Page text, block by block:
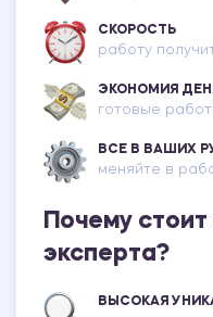
СКОРОСТЬ
работу
ЭКОНОМИЯ
готовые
ВСЕ В ВАШИХ
меняйте в
Почему
эксперта?
ВЫСОКАЯ